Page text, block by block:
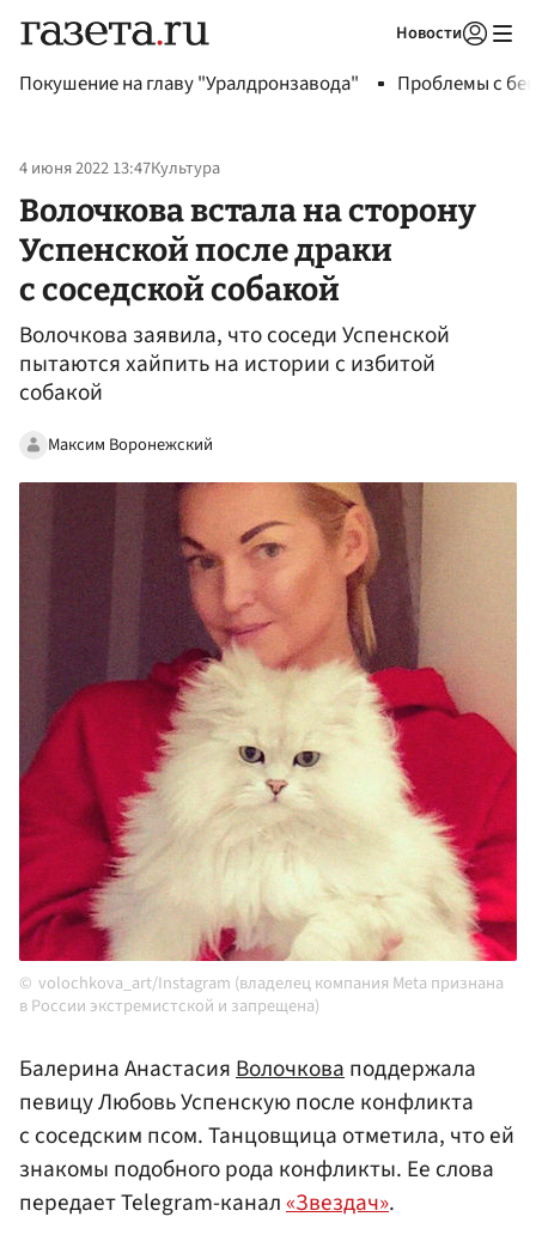
Новости
Покушение на главу "Уралдронзавода" Проблемы с
4 июня 2022 13:47Культура
Волочкова встала на сторону
Успенской после драки
с соседской собакой
Волочкова заявила, что соседи Успенской
пытаются хайпить на истории с избитой
собакой
Максим Воронежский
volochkova_art/Instagram (владелец компания Meta признана
в России экстремистской и запрещена)
Балерина АнастасияВолочковаподдержала
певицу Любовь Успенскую после конфликта
с соседским псом. Танцовщица отметила, что ей
знакомы подобного рода конфликты. Ее слова
передает Telegram-канал«Звездач».